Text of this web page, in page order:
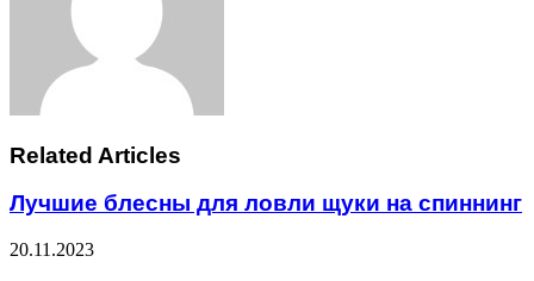
Related Articles
Лучшие блесны для ловли щуки на спиннинг
20.11.2023